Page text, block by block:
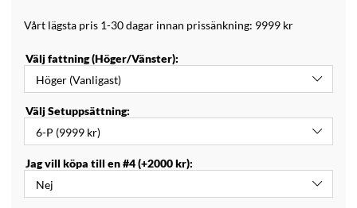
Vårt lägsta pris 1-30 dagar innan prissänkning: 9999 kr
Välj fattning (Höger/Vänster):
Välj Setuppsättning:
Jag vill köpa till en #4 (+2000 kr):